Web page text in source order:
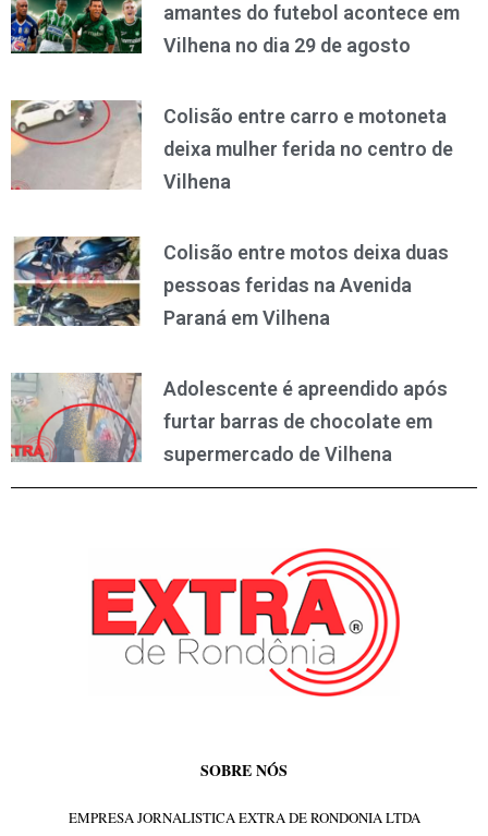
amantes do futebol acontece em
Vilhena no dia 29 de agosto
Colisão entre carro e motoneta
deixa mulher ferida no centro de
Vilhena
Colisão entre motos deixa duas
pessoas feridas na Avenida
Paraná em Vilhena
Adolescente é apreendido após
furtar barras de chocolate em
supermercado de Vilhena
SOBRE NÓS
EMPRESA JORNALISTICA EXTRA DE RONDONIA LTDA